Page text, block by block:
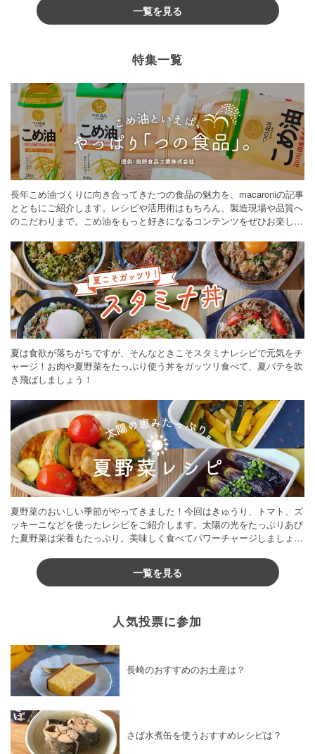
一覧を見る
特集一覧
長年こめ油づくりに向き合ってきたつの食品の魅力を、macaroniの記事
とともにご紹介します。レシピや活用術はもちろん、製造現場や品質へ
のこだわりまで。こめ油をもっと好きになるコンテンツをぜひお楽しみ
夏は食欲が落ちがちですが、そんなときこそスタミナレシピで元気をチ
ャージ！お肉や夏野菜をたっぷり使う丼をガッツリ食べて、夏バテを吹
き飛ばしましょう！
夏野菜のおいしい季節がやってきました！今回はきゅうり、トマト、ズ
ッキーニなどを使ったレシピをご紹介します。太陽の光をたっぷりあび
た夏野菜は栄養もたっぷり。美味しく食べてパワーチャージしましょう
一覧を見る
人気投票に参加
長崎のおすすめのお土産は？
さば水煮缶を使うおすすめレシピは？